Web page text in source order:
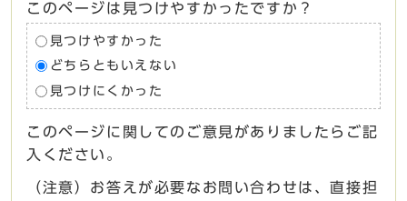
このページは見つけやすかったですか？
見つけやすかった
どちらともいえない
見つけにくかった
このページに関してのご意見がありましたらご記
入ください。
（注意）お答えが必要なお問い合わせは、直接担